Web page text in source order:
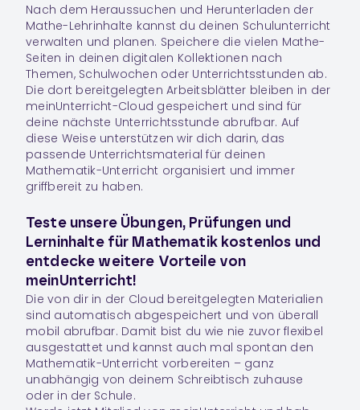
Nach dem Heraussuchen und Herunterladen der
Mathe-Lehrinhalte kannst du deinen Schulunterricht
verwalten und planen. Speichere die vielen Mathe-
Seiten in deinen digitalen Kollektionen nach
Themen, Schulwochen oder Unterrichtsstunden ab.
Die dort bereitgelegten Arbeitsblätter bleiben in der
meinUnterricht-Cloud gespeichert und sind für
deine nächste Unterrichtsstunde abrufbar. Auf
diese Weise unterstützen wir dich darin, das
passende Unterrichtsmaterial für deinen
Mathematik-Unterricht organisiert und immer
griffbereit zu haben.
Teste unsere Übungen, Prüfungen und
Lerninhalte für Mathematik kostenlos und
entdecke weitere Vorteile von
meinUnterricht!
Die von dir in der Cloud bereitgelegten Materialien
sind automatisch abgespeichert und von überall
mobil abrufbar. Damit bist du wie nie zuvor flexibel
ausgestattet und kannst auch mal spontan den
Mathematik-Unterricht vorbereiten – ganz
unabhängig von deinem Schreibtisch zuhause
oder in der Schule.